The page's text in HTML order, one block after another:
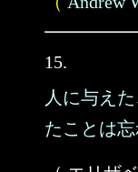
15.
人に与え
たことは